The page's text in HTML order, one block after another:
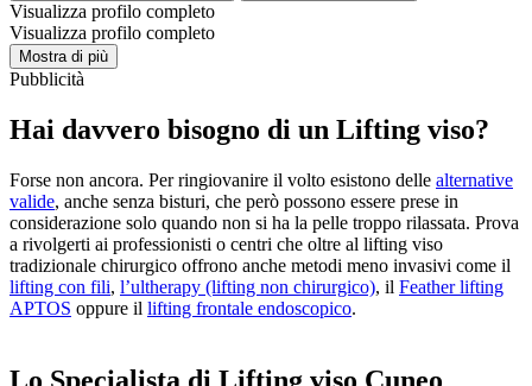
Visualizza profilo completo
Visualizza profilo completo
Mostra di più
Pubblicità
Hai davvero bisogno di un Lifting viso?
Forse non ancora. Per ringiovanire il volto esistono delle alternative
valide, anche senza bisturi, che però possono essere prese in
considerazione solo quando non si ha la pelle troppo rilassata. Prova
a rivolgerti ai professionisti o centri che oltre al lifting viso
tradizionale chirurgico offrono anche metodi meno invasivi come il
lifting con fili, l’ultherapy (lifting non chirurgico), il Feather lifting
APTOS oppure il lifting frontale endoscopico.